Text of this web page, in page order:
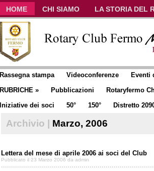
HOME CHI SIAMO LA STORIA DEL
CLUB COMMUNICATOR
Rassegna stampa Videoconferenze Eventi
RUBRICHE » Pubblicazioni Rotaryfermo
Iniziative dei soci
50° 150° Distretto
Archivio | Marzo, 2006
Lettera del mese di aprile 2006 ai soci del Club
Pubblicato il 23 Marzo 2006 da admin